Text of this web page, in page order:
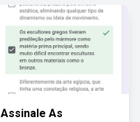
Assinale As